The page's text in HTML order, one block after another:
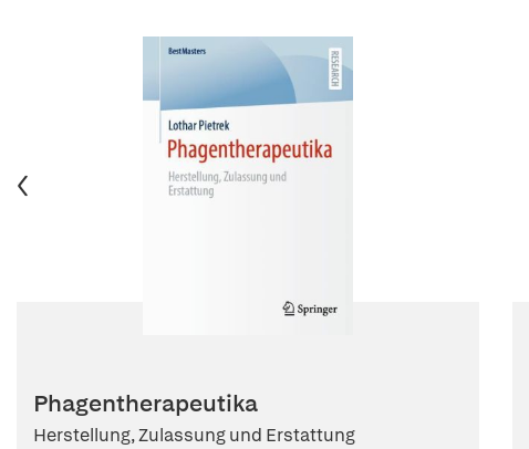
Phagentherapeutika
Herstellung, Zulassung und Erstattung